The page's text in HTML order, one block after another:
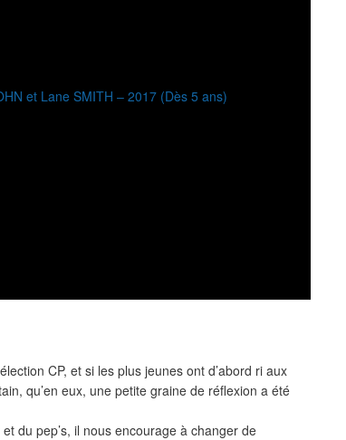
CP, et si les plus jeunes ont d’abord ri aux
qu’en eux, une petite graine de réflexion a été
du pep’s, il nous encourage à changer de